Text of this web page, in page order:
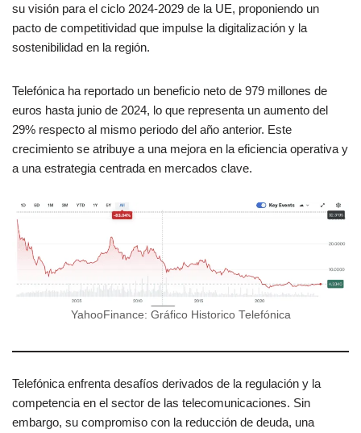
su visión para el ciclo 2024-2029 de la UE, proponiendo un
pacto de competitividad que impulse la digitalización y la
sostenibilidad en la región.
Telefónica ha reportado un beneficio neto de 979 millones de
euros hasta junio de 2024, lo que representa un aumento del
29% respecto al mismo periodo del año anterior. Este
crecimiento se atribuye a una mejora en la eficiencia operativa y
a una estrategia centrada en mercados clave.
YahooFinance: Gráfico Historico Telefónica
Telefónica enfrenta desafíos derivados de la regulación y la
competencia en el sector de las telecomunicaciones. Sin
embargo, su compromiso con la reducción de deuda, una